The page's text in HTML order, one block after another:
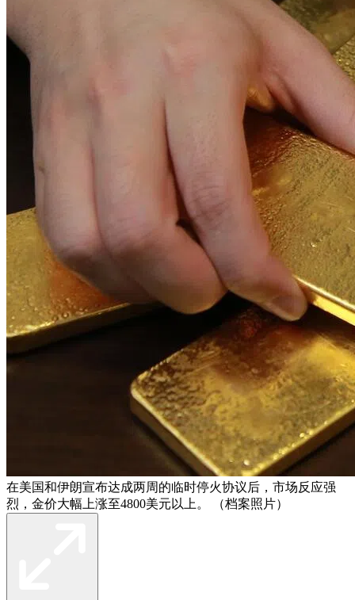
在美国和伊朗宣布达成两周的临时停火协议后，市场反应强
烈，金价大幅上涨至4800美元以上。 （档案照片）